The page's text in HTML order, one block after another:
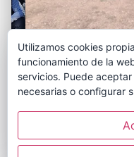
Si buscas el
despedida de
Hotel
Utilizamos cookies
funcionamiento de la
servicios. Puede
necesarias o configurar